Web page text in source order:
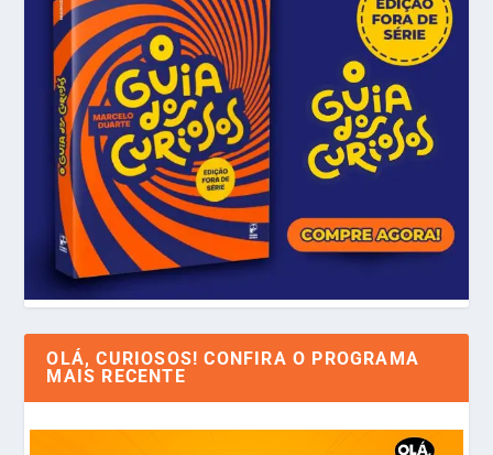
OLÁ, CURIOSOS! CONFIRA O PROGRAMA
MAIS RECENTE